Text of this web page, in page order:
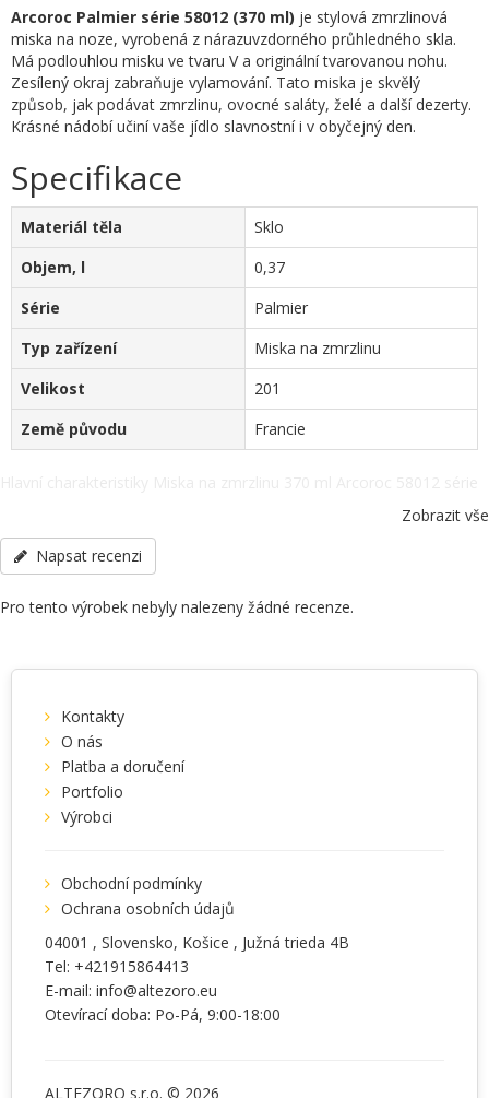
Arcoroc Palmier série 58012 (370 ml) je stylová zmrzlinová
miska na noze, vyrobená z nárazuvzdorného průhledného skla.
Má podlouhlou misku ve tvaru V a originální tvarovanou nohu.
Zesílený okraj zabraňuje vylamování. Tato miska je skvělý
způsob, jak podávat zmrzlinu, ovocné saláty, želé a další dezerty.
Krásné nádobí učiní vaše jídlo slavnostní i v obyčejný den.
Specifikace
Materiál těla
Sklo
Objem, l
0,37
Série
Palmier
Typ zařízení
Miska na zmrzlinu
Velikost
201
Země původu
Francie
zařízení - Miska na zmrzlinu, Velikost - 201, Země původu - Francie,
další specifikace po telefonu: +38(067) 5710158.
Zobrazit vše
Napsat recenzi
Pro tento výrobek nebyly nalezeny žádné recenze.
Kontakty
O nás
Platba a doručení
Portfolio
Výrobci
Obchodní podmínky
Ochrana osobních údajů
04001 , Slovensko, Košice , Južná trieda 4B
Tel: +421915864413
E-mail: info@altezoro.eu
Otevírací doba: Po-Pá, 9:00-18:00
ALTEZORO s.r.o. © 2026